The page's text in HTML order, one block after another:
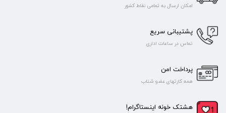
امکان ارسال به تمامی نقاط کشور
پشتیبانی سریع
تماس در ساعات اداری
پرداخت امن
همه کارتهای عضو شتاب
هشتک خونه اینستاگرام!